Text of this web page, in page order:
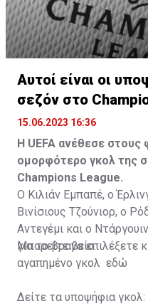
Αυτοί είναι οι
σεζόν στο
15.06.2023 16:36
Η UEFA ανέθεσε στους
ομορφότερο γκολ της
Champions League.
Ο Κιλιάν Εμπαπέ, ο
Βινίσιους Τζούνιορ, ο
Αντεγέμι και ο
για το βραβείο.
Μπορείτε να επιλέξετε
αγαπημένο γκολ εδώ
Δείτε τα υποψήφια γκολ: